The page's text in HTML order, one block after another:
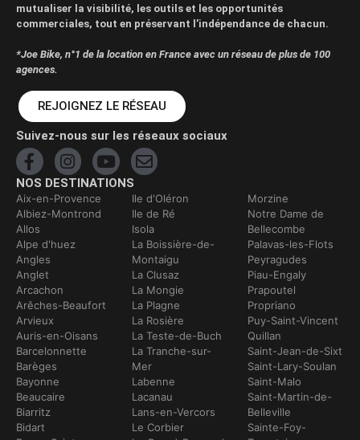
mutualiser la visibilité, les outils et les opportunités
commerciales, tout en préservant l’indépendance de chacun.
*Joe Bike, n°1 de la location en France avec un réseau de plus de 100
agences.
REJOIGNEZ LE RÉSEAU
Suivez-nous sur les réseaux sociaux
NOS DESTINATIONS
Aix-en-Provence
Albiez-Montrond
Allos
Alpe d'huez
Angles
Anglet
Arcachon
Arêches-Beaufort
Arvieux
Auris-en-Oisans
Barcelonnette
Barèges
Bayonne
Beaucaire
Biarritz
Bidart
Ile d'Oléron
Ile de Ré
Isola
La Boissière-de-
Montaigu
La Clusaz
La Mongie
La Plagne
La Rosière
La Teste-de-Buch
La Tranche-sur-
Mer
Labenne
Lacanau
Lans-en-Vercors
Le Corbier
Morzine
Notre Dame de
Bellecombe
Palavas-les-Flots
Peyragudes
Piau-Engaly
Prapoutel
Propriano
Puy-Saint-Vincent
Quillan
Saint-Jean-de-Sixt
Saint-Lary-Soulan
Saint-Malo
Saint-Martin-de-
Belleville
Sainte-Foy-